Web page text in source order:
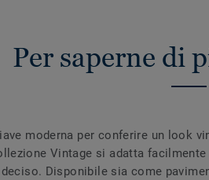
Per saperne di
moderna per conferire un look
Vintage si adatta
Disponibile sia come